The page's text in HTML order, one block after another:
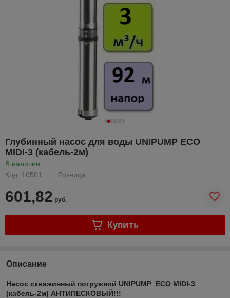
Глубинный насос для воды UNIPUMP ECO
MIDI-3 (кабель-2м)
В наличии
Код: 10501
Розница
601,82 руб.
Купить
Описание
Насос скважинный погружной UNIPUMP ECO MIDI-3
(кабель-2м) АНТИПЕСКОВЫЙ!!!